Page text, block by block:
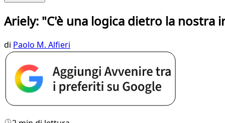
Ariely: "C'è una logica dietro la nostra
di Paolo M. Alfieri